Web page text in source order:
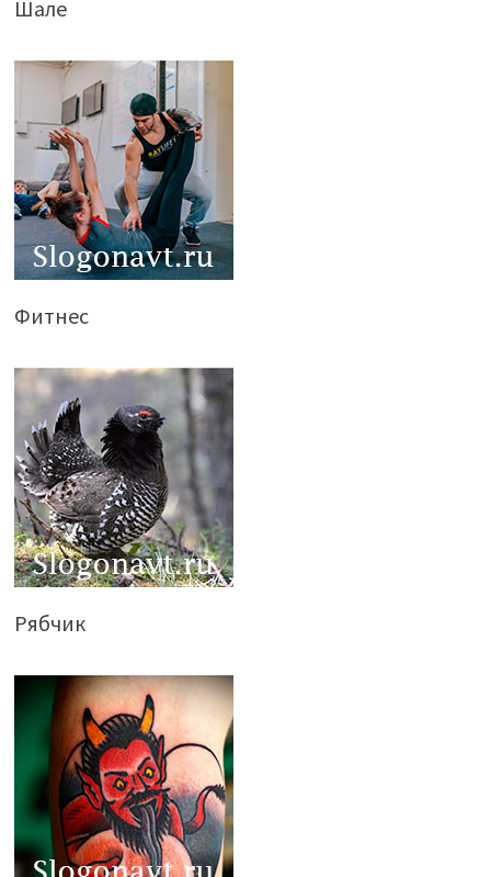
Шале
Фитнес
Рябчик